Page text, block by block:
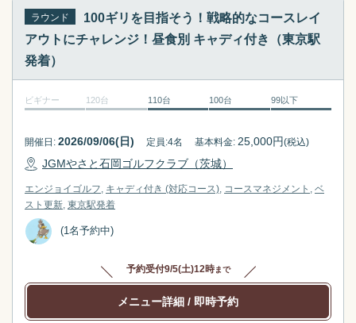
ラウンド
100ギリを目指そう！戦略的なコースレイ
アウトにチャレンジ！昼食別 キャディ付き（東京駅
発着）
ビギナー 120台 110台 100台 99以下
開催日: 2026/09/06(日) 定員:4名 基本料金: 25,000円(税込)
JGMやさと石岡ゴルフクラブ（茨城）
エンジョイゴルフ キャディ付き (対応コース) コースマネジメント
ベ
スト更新 東京駅発着
(1名予約中)
予約受付9/5(土)12時まで
メニュー詳細 / 即時予約